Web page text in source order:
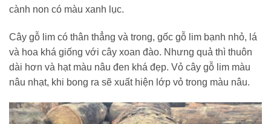
cành non có màu xanh lục.
Cây gỗ lim có thân thẳng và trong, gốc gỗ lim bạnh nhỏ, lá
và hoa khá giống với cây xoan đào. Nhưng quả thì thuôn
dài hơn và hạt màu nâu đen khá đẹp. Vỏ cây gỗ lim màu
nâu nhạt, khi bong ra sẽ xuất hiện lớp vỏ trong màu nâu.